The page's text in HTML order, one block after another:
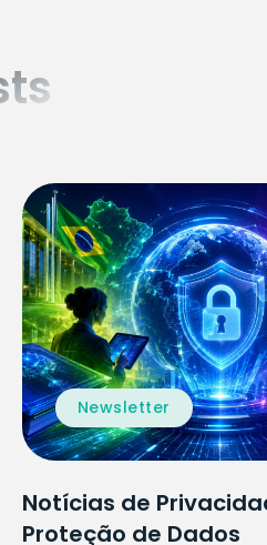
Newsletter
Notícias de
Proteção de Dados